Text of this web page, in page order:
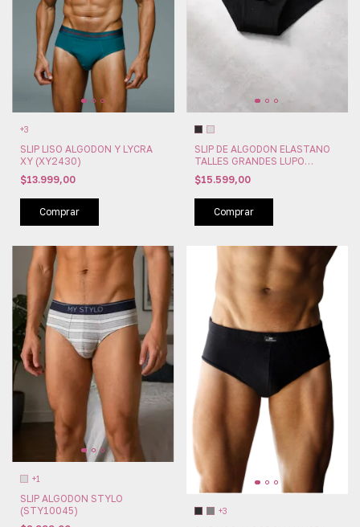
+3
SLIP LISO ALGODON Y LYCRA
XY (XY2430)
$13.999,00
Comprar
SLIP DE ALGODON ELASTANO
TALLES GRANDES LUPO
IMPORTADO (LU554-003)
$15.599,00
Comprar
+1
SLIP ALGODON STYLO
(STY10045)
+3